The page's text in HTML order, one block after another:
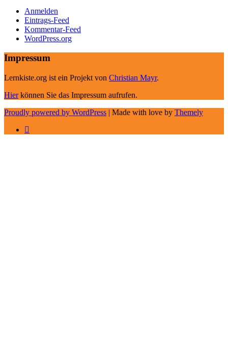
Anmelden
Eintrags-Feed
Kommentar-Feed
WordPress.org
Impressum
Lernkiste.org ist ein Projekt von Christian Mayr.
Hierkönnen Sie das Impressum aufrufen.
Proudly powered by WordPress | Made with love by Themely